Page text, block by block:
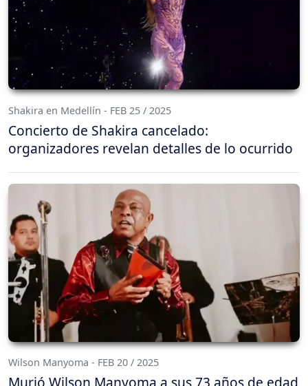
Shakira en Medellín - FEB 25 / 2025
Concierto de Shakira cancelado:
organizadores revelan detalles de lo ocurrido
Wilson Manyoma - FEB 20 / 2025
Murió Wilson Manyoma a sus 73 años de edad